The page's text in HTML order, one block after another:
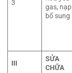
3
gas, nạp
bổ sung
III
SỬA
CHỮA